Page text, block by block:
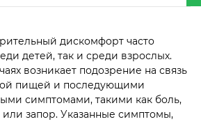
дискомфорт часто
детей, так и среди взрослых.
возникает подозрение на связь
пищей и последующими
симптомами, такими как боль,
запор. Указанные симптомы,